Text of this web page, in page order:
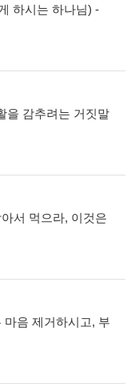
하시는 하나님) -
을 감추려는 거짓말
서 먹으라, 이것은
마음 제거하시고, 부